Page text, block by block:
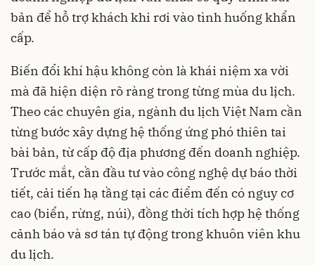
bản để hỗ trợ khách khi rơi vào tình huống khẩn
cấp.
Biến đổi khí hậu không còn là khái niệm xa vời
mà đã hiện diện rõ ràng trong từng mùa du lịch.
Theo các chuyên gia, ngành du lịch Việt Nam cần
từng bước xây dựng hệ thống ứng phó thiên tai
bài bản, từ cấp độ địa phương đến doanh nghiệp.
Trước mắt, cần đầu tư vào công nghệ dự báo thời
tiết, cải tiến hạ tầng tại các điểm đến có nguy cơ
cao (biển, rừng, núi), đồng thời tích hợp hệ thống
cảnh báo và sơ tán tự động trong khuôn viên khu
du lịch.